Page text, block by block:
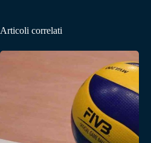
Articoli correlati